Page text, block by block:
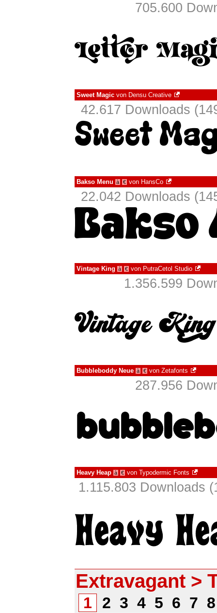
705.600
Sweet Magic von Densu Creative
42.617 Downloads
Bakso Menu à € von HansCo
22.042 Downloads
Vintage King à € von PutraCetol Studio
1.356.599
Bubbleboddy Neue à € von Zetafonts
287.956
Heavy Heap à € von Typodermic Fonts
1.115.803 Downloads
Extravagant >
1 2 3 4 5 6 7